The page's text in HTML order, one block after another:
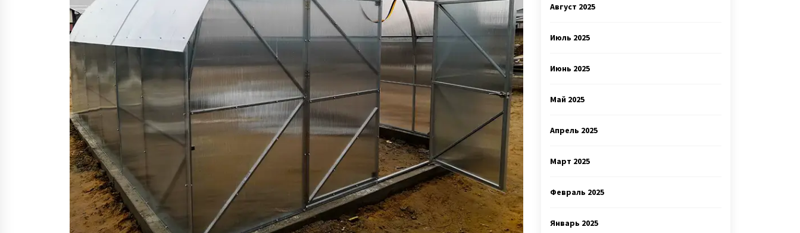
Август 2025
Июль 2025
Июнь 2025
Май 2025
Апрель 2025
Март 2025
Февраль 2025
Январь 2025